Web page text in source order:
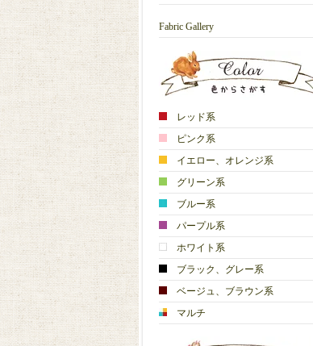
Fabric Gallery
レッド系
ピンク系
イエロー、オレンジ系
グリーン系
ブルー系
パープル系
ホワイト系
ブラック、グレー系
ベージュ、ブラウン系
マルチ